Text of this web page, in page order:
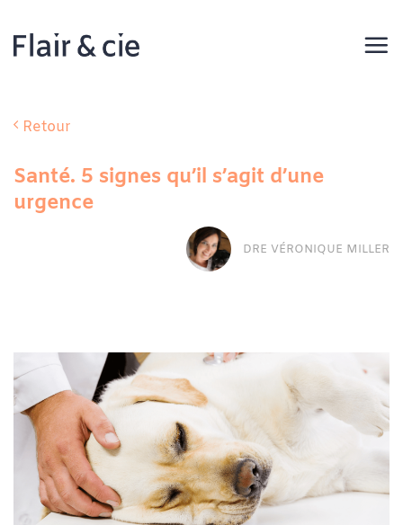
contenu
Retour
Santé. 5 signes qu’il s’agit d’une
urgence
DRE VÉRONIQUE MILLER